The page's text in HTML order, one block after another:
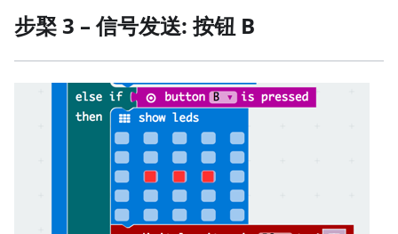
步棸 3 – 信号发送: 按钮 B